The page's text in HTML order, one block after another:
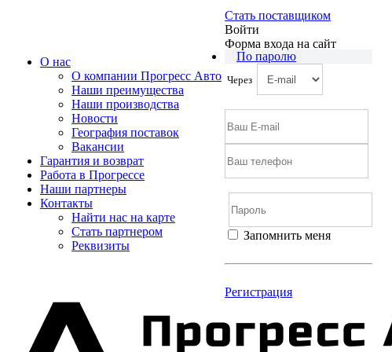
О нас
О компании Прогресс Авто
Наши преимущества
Наши производства
Новости
География поставок
Вакансии
Гарантия и возврат
Работа в Прогрессе
Наши партнеры
Контакты
Найти нас на карте
Cтать партнером
Реквизиты
Стать поставщиком
Войти
Форма входа на сайт
По паролю
Через
Запомнить меня
Регистрация